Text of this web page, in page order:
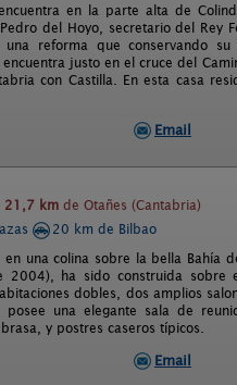
en la parte alta de
del Hoyo, secretario del Rey
reforma que conservando
justo en el cruce del
con Castilla. En esta casa
Email
21,7 km de Otañes (Cantabria)
20 km de Bilbao
una colina sobre la bella Bahía
2004), ha sido construida
dobles, dos amplios
una elegante sala de
y postres caseros típicos.
Email